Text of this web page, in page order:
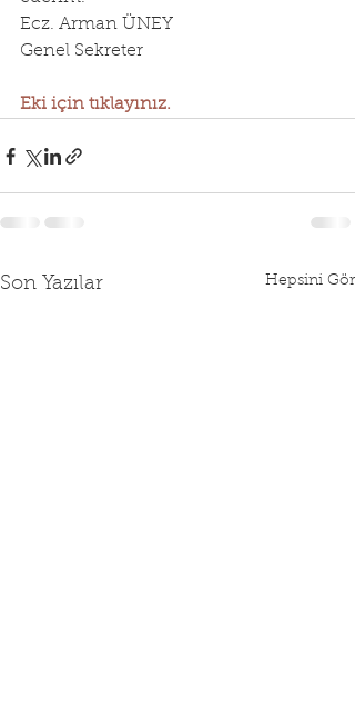
Ecz. Arman ÜNEY
Genel Sekreter
Eki için tıklayınız.
Son Yazılar Hepsini Gör